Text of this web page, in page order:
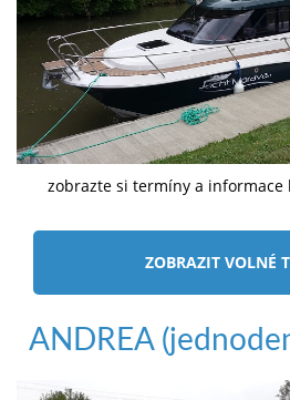
zobrazte si termíny a
ZOBRAZIT VOLNÉ
ANDREA